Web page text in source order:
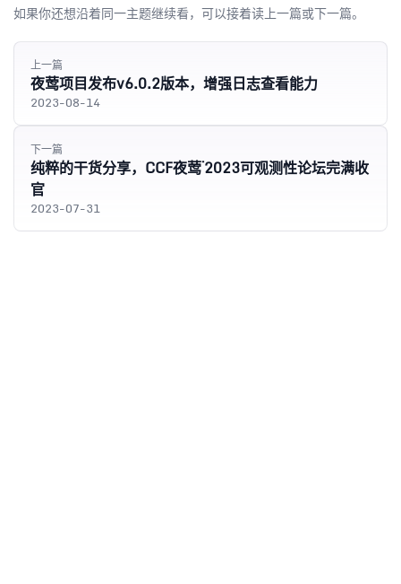
如果你还想沿着同一主题继续看，可以接着读上一篇或下一篇。
上一篇
夜莺项目发布v6.0.2版本，增强日志查看能力
2023-08-14
下一篇
纯粹的干货分享，CCF夜莺·2023可观测性论坛完满收
官
2023-07-31